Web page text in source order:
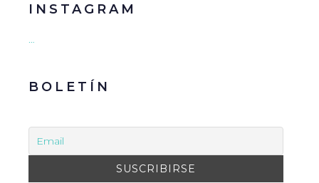
INSTAGRAM
…
BOLETÍN